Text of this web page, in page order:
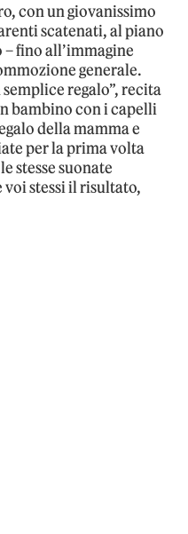
con un giovanissimo
scatenati, al piano
fino all’immagine
generale.
regalo”, recita
bambino con i capelli
della mamma e
per la prima volta
stesse suonate
voi stessi il risultato,